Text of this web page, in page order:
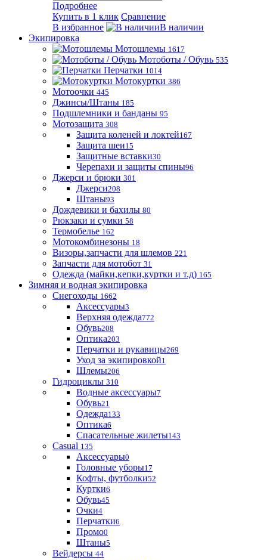
Подробнее
Купить в 1 клик Сравнение
В избранное
В наличии
Экипировка
Мотошлемы 1617
Мотоботы / Обувь 535
Перчатки 1014
Мотокуртки 386
Мотоочки 445
Джинсы/Штаны 185
Подшлемники и банданы 95
Мотозащита 308
Защита коленей и локтей167
Защита шеи15
Защитные вставки30
Черепахи и защиты спины96
Джерси и брюки 301
Джерси208
Штаны93
Дождевики и бахилы 80
Рюкзаки и сумки 58
Термобелье 162
Мотокомбинезоны 18
Визоры,запчасти для шлемов 221
Запчасти для мотобот 31
Одежда (майки,кепки,куртки и т.д) 165
Зимняя и водная экипировка
Снегоходы 1662
Аксессуары3
Верхняя одежда772
Обувь208
Оптика203
Перчатки и рукавицы269
Уход за экипировкой1
Шлемы206
Гидроциклы 310
Водные аксессуары7
Обувь21
Одежда133
Оптика6
Спасательные жилеты143
Casual 135
Аксессуары0
Головные уборы17
Кофты, футболки52
Куртки6
Обувь45
Очки4
Перчатки6
Промо0
Штаны5
Вейдерсы 44